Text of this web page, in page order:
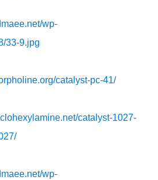
wp-
33-9.jpg
catalyst-pc-41/
catalyst-1027-
wp-